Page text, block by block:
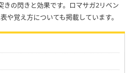
きの閃きと効果です。ロマサガ2リベン
や覚え方についても掲載しています。